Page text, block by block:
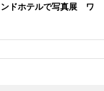
ンドホテルで写真展 ワ